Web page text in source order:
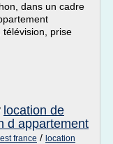
dans un cadre
prise
location de
d appartement
france / location